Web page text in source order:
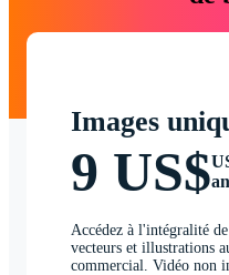
Images
9 US$
Accédez à l'intégralité
vecteurs et illustrations
commercial. Vidéo non